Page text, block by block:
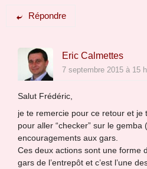
Répondre
Eric Calmettes
7 septembre 2015 à 15
Salut Frédéric,
je te remercie pour ce retour et je
pour aller “checker” sur le
encouragements aux gars.
Ces deux actions sont une forme
gars de l’entrepôt et c’est l’une